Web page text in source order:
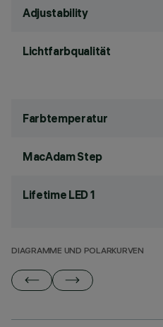
Adjustability
Lichtfarbqualität
Farbtemperatur
MacAdam Step
Lifetime LED 1
DIAGRAMME UND POLARKURVEN